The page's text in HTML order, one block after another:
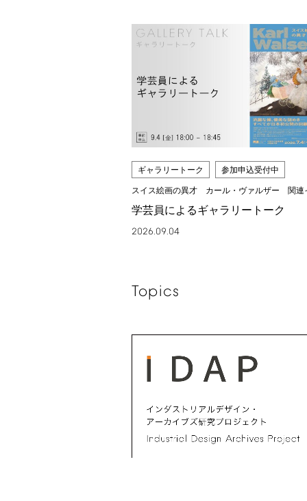
ギャラリートーク 参加申込受付中
スイス絵画の異才 カール・ヴァルザー 関連
学芸員によるギャラリートーク
2026.09.04
Topics